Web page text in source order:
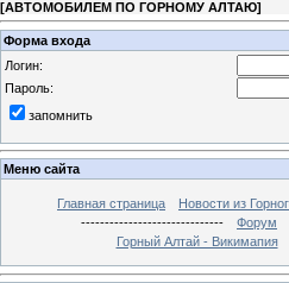
[АВТОМОБИЛЕМ ПО ГОРНОМУ АЛТАЮ]
Форма входа
Логин:
Пароль:
запомнить
Меню сайта
Главная страница Новости из
------------------------------
Форум
Горный Алтай - Викимапия